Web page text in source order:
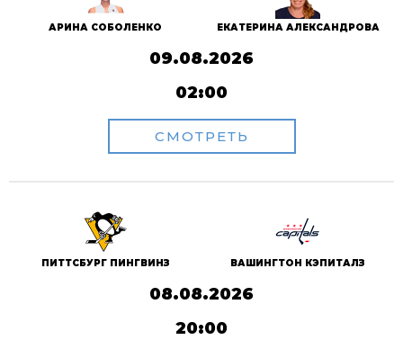
АРИНА СОБОЛЕНКО ЕКАТЕРИНА АЛЕКСАНДРОВА
09.08.2026
02:00
СМОТРЕТЬ
ПИТТСБУРГ ПИНГВИНЗ ВАШИНГТОН КЭПИТАЛЗ
08.08.2026
20:00